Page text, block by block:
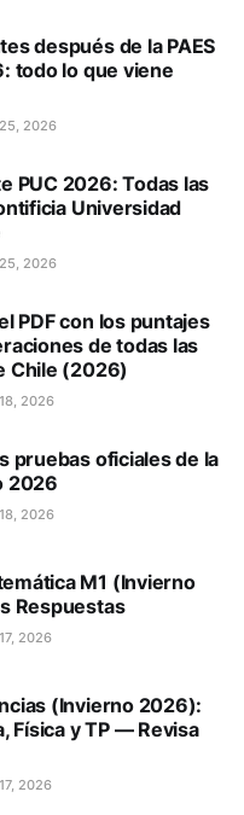
después de la PAES
todo lo que viene
2026
PUC 2026: Todas las
Universidad
2026
PDF con los puntajes
de todas las
Chile (2026)
2026
pruebas oficiales de la
2026
2026
M1 (Invierno
Respuestas
2026
(Invierno 2026):
Física y TP — Revisa
2026